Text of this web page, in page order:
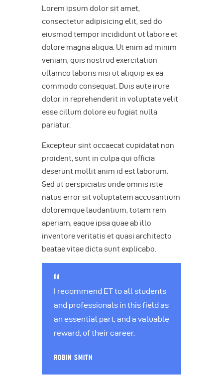
Lorem ipsum dolor sit amet,
consectetur adipisicing elit, sed do
eiusmod tempor incididunt ut labore et
dolore magna aliqua. Ut enim ad minim
veniam, quis nostrud exercitation
ullamco laboris nisi ut aliquip ex ea
commodo consequat. Duis aute irure
dolor in reprehenderit in voluptate velit
esse cillum dolore eu fugiat nulla
pariatur.
Excepteur sint occaecat cupidatat non
proident, sunt in culpa qui officia
deserunt mollit anim id est laborum.
Sed ut perspiciatis unde omnis iste
natus error sit voluptatem accusantium
doloremque laudantium, totam rem
aperiam, eaque ipsa quae ab illo
inventore veritatis et quasi architecto
beatae vitae dicta sunt explicabo.
I recommend ET to all students
and professionals in this field as
an essential part, and a valuable
reward, of their career.
ROBIN SMITH